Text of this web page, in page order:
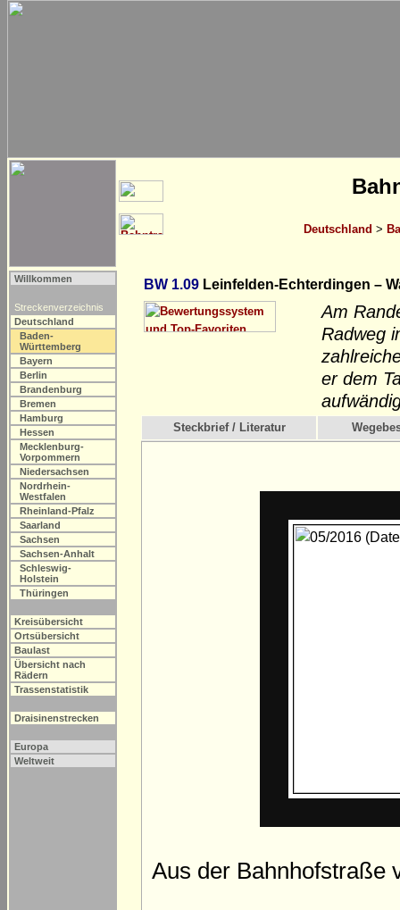
Deutschland >
Willkommen
Streckenverzeichnis
Deutschland
Baden-
Württemberg
Bayern
Berlin
Brandenburg
Bremen
Hamburg
Hessen
Mecklenburg-
Vorpommern
Niedersachsen
Nordrhein-
Westfalen
Rheinland-Pfalz
Saarland
Sachsen
Sachsen-Anhalt
Schleswig-
Holstein
Thüringen
Kreisübersicht
Ortsübersicht
Baulast
Übersicht nach
Rädern
Trassenstatistik
Draisinenstrecken
Europa
Weltweit
BW 1.09 Leinfelden-Echterdingen –
Am
Radweg
er dem
Steckbrief / Literatur
Aus der Bahnhofstraße